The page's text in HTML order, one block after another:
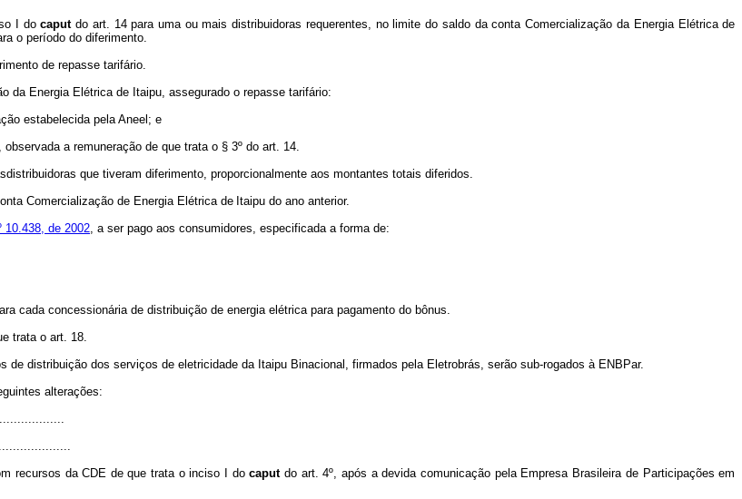
I do caputdo art. 14 para uma ou mais distribuidoras requerentes, no limite do saldo da conta Comercialização da Energia Elétrica de
o período do diferimento.
de repasse tarifário.
da Energia Elétrica de Itaipu, assegurado o repasse tarifário:
estabelecida pela Aneel; e
observada a remuneração de que trata o § 3º do art. 14.
distribuidoras que tiveram diferimento, proporcionalmente aos montantes totais diferidos.
Comercialização de Energia Elétrica de Itaipu do ano anterior.
10.438, de 2002, a ser pago aos consumidores, especificada a forma de:
cada concessionária de distribuição de energia elétrica para pagamento do bônus.
trata o art. 18.
de distribuição dos serviços de eletricidade da Itaipu Binacional, firmados pela Eletrobrás, serão sub-rogados à ENBPar.
alterações:
recursos da CDE de que trata o inciso do caputdo art. 4º, após a devida comunicação pela Empresa Brasileira de Participações em